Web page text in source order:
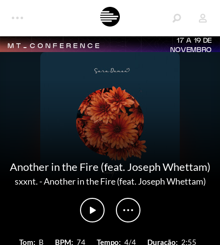
17 A 19 DE
NOVEMBRO
Another in the Fire (feat. Joseph Whettam)
sxxnt.-Another in the Fire (feat. Joseph Whettam)
Tom: B BPM: 74 Tempo: 4/4 Duração: 2:55